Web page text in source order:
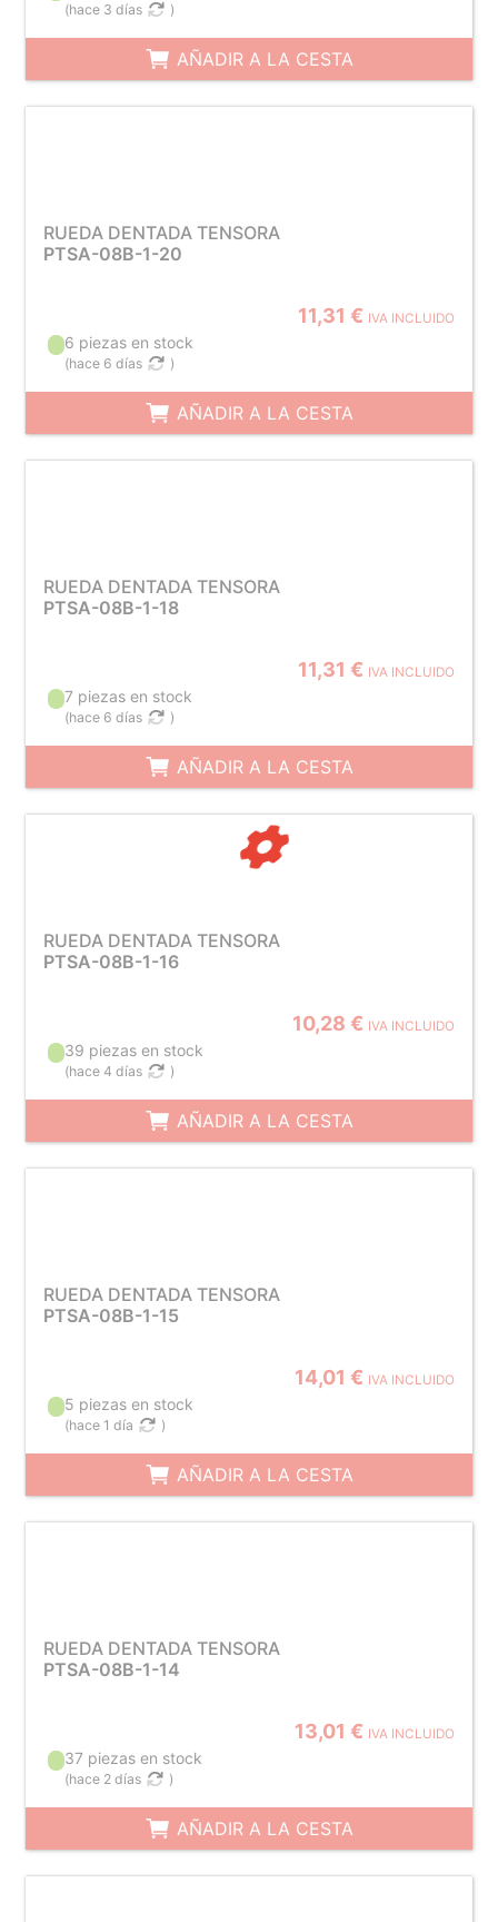
(hace 3 días )
AÑADIR A LA CESTA
RUEDA DENTADA TENSORA
PTSA-08B-1-20
11,31 € IVA INCLUIDO
6 piezas en stock
(hace 6 días )
AÑADIR A LA CESTA
RUEDA DENTADA TENSORA
PTSA-08B-1-18
11,31 € IVA INCLUIDO
7 piezas en stock
(hace 6 días )
AÑADIR A LA CESTA
RUEDA DENTADA TENSORA
PTSA-08B-1-16
10,28 € IVA INCLUIDO
39 piezas en stock
(hace 4 días )
AÑADIR A LA CESTA
RUEDA DENTADA TENSORA
PTSA-08B-1-15
14,01 € IVA INCLUIDO
5 piezas en stock
(hace 1 día )
AÑADIR A LA CESTA
RUEDA DENTADA TENSORA
PTSA-08B-1-14
13,01 € IVA INCLUIDO
37 piezas en stock
(hace 2 días )
AÑADIR A LA CESTA